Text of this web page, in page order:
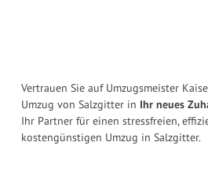
Vertrauen Sie auf Umzugsmeister
Umzug von Salzgitter in Ihr neues
Ihr Partner für einen stressfreien,
kostengünstigen Umzug in Salzgitter.